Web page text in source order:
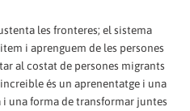
les fronteres; el sistema
i aprenguem de les persones
al costat de persones migrants
és un aprenentatge i una
una forma de transformar juntes